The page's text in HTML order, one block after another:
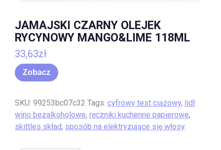
JAMAJSKI CZARNY OLEJEK
RYCYNOWY MANGO&LIME 118ML
33,63zł
Zobacz
SKU: 99253bc07c32 Tags: cyfrowy test ciążowy, lidl
wino bezalkoholowe, ręczniki kuchenne papierowe,
skittles skład, sposób na elektryzujące się włosy